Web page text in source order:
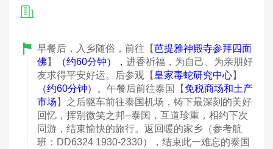
早餐后，入乡随俗，前往【芭提雅神殿寺参拜四面
佛 】 （约60分钟） ， 进香祈福，为自己、为亲朋好
友求得平安好运。后参观【 皇家毒蛇研究中心】
（约60分钟） 。午餐后前往泰国【 免税商场和土产
市场 】之后驱车前往泰国机场，铸下最深刻的美好
回忆，挥别微笑之邦--泰国，互道珍重，相约下次
同游，结束愉快的旅行。返回暖的家乡（参考航
班：DD6324 1930-2330），结束此一难忘的泰国